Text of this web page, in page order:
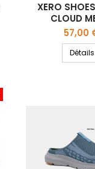
XERO
CLOUD
Prix
57,00
Détails